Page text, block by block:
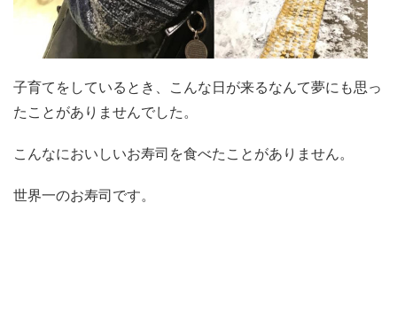
子育てをしているとき、こんな日が来るなんて夢にも思っ
たことがありませんでした。
こんなにおいしいお寿司を食べたことがありません。
世界一のお寿司です。